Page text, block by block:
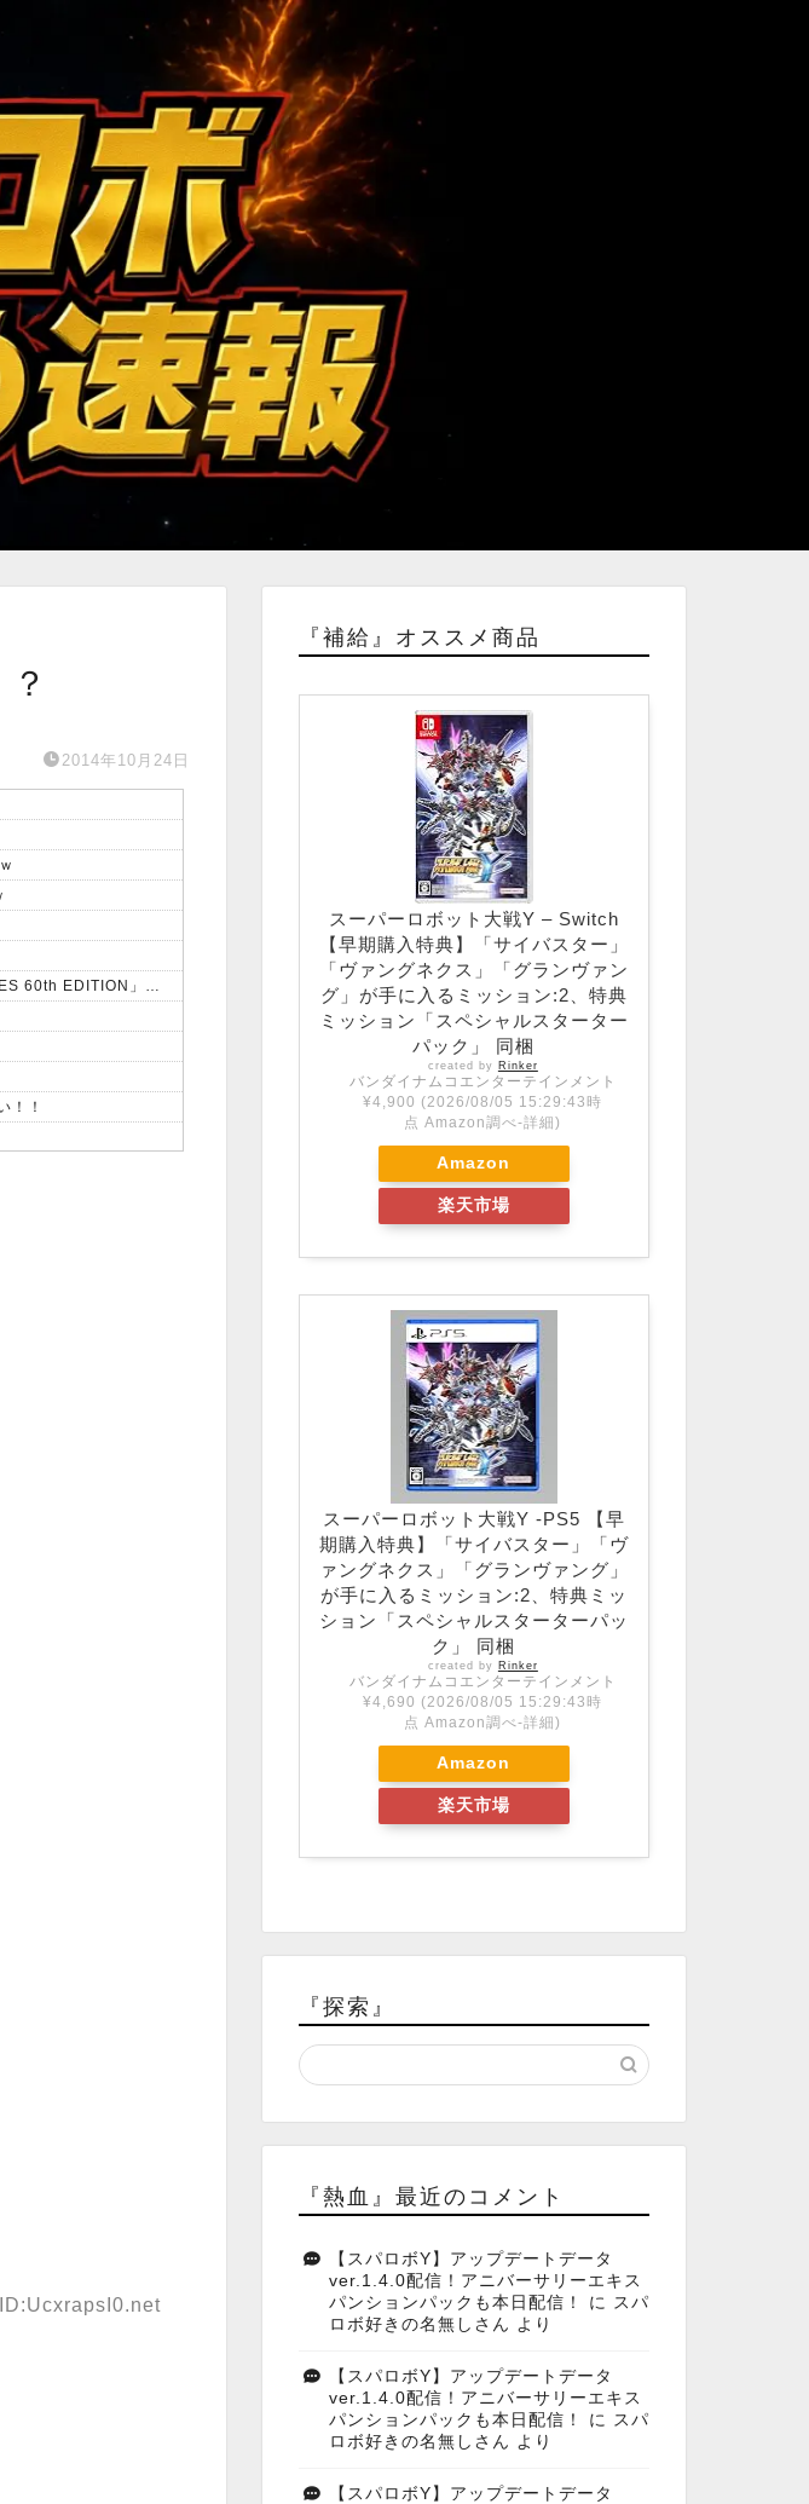
2014年10月24日
デジモンとウルトラマンがコラボ！！「デジタルモンスターCOLOR ULTRAMAN SERIES 60th EDITION」発売決定！！
！！
『補給』オススメ商品
スーパーロボット大戦Y – Switch
【早期購入特典】「サイバスター」
「ヴァングネクス」「グランヴァン
グ」が手に入るミッション:2、特典
ミッション「スペシャルスターター
パック」 同梱
created by Rinker
バンダイナムコエンターテインメント
¥4,900 (2026/08/05 15:29:43時
点 Amazon調べ-詳細)
Amazon
楽天市場
スーパーロボット大戦Y -PS5 【早
期購入特典】「サイバスター」「ヴ
ァングネクス」「グランヴァング」
が手に入るミッション:2、特典ミッ
ション「スペシャルスターターパッ
ク」 同梱
created by Rinker
バンダイナムコエンターテインメント
¥4,690 (2026/08/05 15:29:43時
点 Amazon調べ-詳細)
Amazon
楽天市場
『探索』
『熱血』最近のコメント
【スパロボY】アップデートデータ
ver.1.4.0配信！アニバーサリーエキス
パンションパックも本日配信！
に
スパ
ロボ好きの名無しさん より
【スパロボY】アップデートデータ
ver.1.4.0配信！アニバーサリーエキス
パンションパックも本日配信！
に
スパ
ロボ好きの名無しさん より
【スパロボY】アップデートデータ